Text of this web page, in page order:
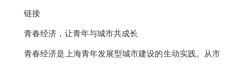
链接
青春经济，让青年与城市共成长
青春经济是上海青年发展型城市建设的生动实践。从市